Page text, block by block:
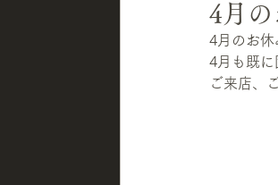
4月
4月のお休
4月も既に
ご来店、